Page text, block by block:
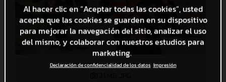
UNITED IN DIRT 2022
Al hacer clic en “Aceptar todas las cookies”, usted
acepta que las cookies se guarden en su dispositivo
para mejorar la navegación del sitio, analizar el uso
del mismo, y colaborar con nuestros estudios para
marketing.
Declaración de confidencialidad de los datos Impresión